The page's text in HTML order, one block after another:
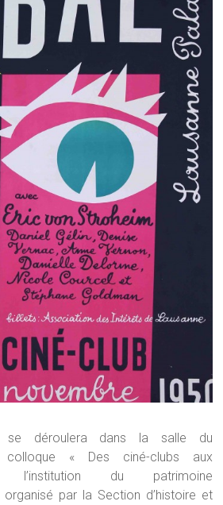
déroulera dans la salle du
colloque « Des ciné-clubs aux
l’institution du patrimoine
organisé par la Section d’histoire et